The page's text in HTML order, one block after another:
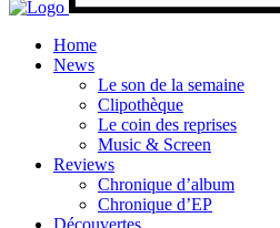
Home
News
Le son de la semaine
Clipothèque
Le coin des reprises
Music & Screen
Reviews
Chronique d’album
Chronique d’EP
Découvertes